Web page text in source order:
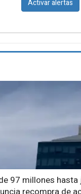
Activar alertas
97 millones hasta